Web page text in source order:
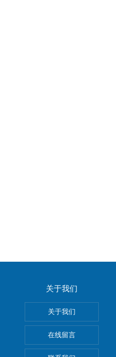
关于我们
关于我们
在线留言